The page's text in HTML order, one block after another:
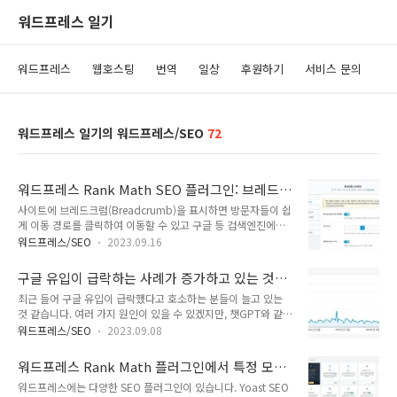
워드프레스 일기
워드프레스 웹호스팅 번역 일상 후원하기 서비스 문의
워드프레스 일기의 워드프레스/SEO 72
워드프레스 Rank Math SEO 플러그인: 브레드
크럼 적용하기(feat. GeneratePress 테마)
사이트에 브레드크럼(Breadcrumb)을 표시하면 방문자들이 쉽
게 이동 경로를 클릭하여 이동할 수 있고 구글 등 검색엔진에서
는 검색 결과에 브레드크럼 경로를 표시하므로 SEO에도 유리합
플러그인의 브레드크럼을 적용하는 방법에 대하여 살펴보겠습
니다. 워드프레스 GeneratePress 테마에 Rank Math 브레드크
럼 적용하기 Rank Math SEO 플러그인의 블레드크럼 활성화하
기 Rank Math 플러그인의 브레드크럼 기능을 사용하려면 먼저
Rank math 플러그인에서 브레드크럼 기능을 활성화해야 합니
로 이동하여 Breadcrumbs 기능 활성화..
워드프레스/SEO 2023.09.16
구글 유입이 급락하는 사례가 증가하고 있는 것
같습니다
최근 들어 구글 유입이 급락했다고 호소하는 분들이 늘고 있는
것 같습니다. 여러 가지 원인이 있을 수 있겠지만, 챗GPT와 같은
AI를 이용한 포스팅이 늘면서 구글이 가치 없는 콘텐츠에 대한
입이 급락하는 사례 증가 저품질 문제 잘 노출되다가 갑자기 구
글에서 유입이 급락하는 경우가 있습니다. 제 블로그 중 하나도
작년에 이와 같은 현상을 경험한 적이 있습니다. 구글에서 유입
워드프레스/SEO 2023.09.08
워드프레스 Rank Math 플러그인에서 특정 모듈
이 표시되지 않는 경우
워드프레스에는 다양한 SEO 플러그인이 있습니다. Yoast SEO